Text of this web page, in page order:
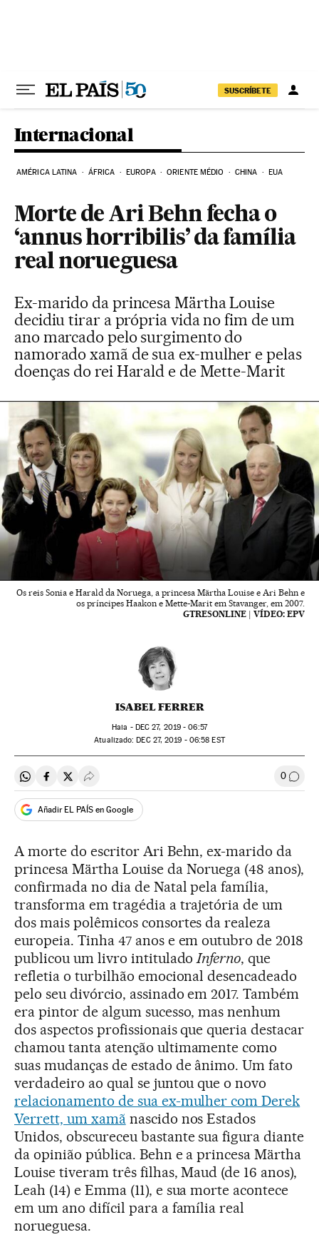
SUSCRÍBETE
Internacional
AMÉRICA LATINA ÁFRICA EUROPA ORIENTE MÉDIO CHINA EUA
Morte de Ari Behn fecha o
‘annus horribilis’ da família
real norueguesa
Ex-marido da princesa Märtha Louise
decidiu tirar a própria vida no fim de um
ano marcado pelo surgimento do
namorado xamã de sua ex-mulher e pelas
doenças do rei Harald e de Mette-Marit
Os reis Sonia e Harald da Noruega, a princesa Märtha Louise e Ari Behn e
os príncipes Haakon e Mette-Marit em Stavanger, em 2007.
GTRESONLINE | VÍDEO: EPV
ISABEL FERRER
Haia - DEC 27, 2019 - 06:57
atualizado: DEC27, 2019 - 06:58 EST
Compartir en Whatsapp
Compartir en Facebook
Compartir en Twitter
Desplegar Redes Sociales 0
Añadir EL PAÍS en Google
A morte do escritor Ari Behn, ex-marido da
princesa Märtha Louise da Noruega (48 anos),
confirmada no dia de Natal pela família,
transforma em tragédia a trajetória de um
dos mais polêmicos consortes da realeza
europeia. Tinha 47 anos e em outubro de 2018
publicou um livro intituladoInferno, que
refletia o turbilhão emocional desencadeado
pelo seu divórcio, assinado em 2017. Também
era pintor de algum sucesso, mas nenhum
dos aspectos profissionais que queria destacar
chamou tanta atenção ultimamente como
suas mudanças de estado de ânimo. Um fato
verdadeiro ao qual se juntou que o novo
relacionamento de sua ex-mulher com Derek
Verrett, um xamãnascido nos Estados
Unidos, obscureceu bastante sua figura diante
da opinião pública. Behn e a princesa Märtha
Louise tiveram três filhas, Maud (de 16 anos),
Leah (14) e Emma (11), e sua morte acontece
em um ano difícil para a família real
norueguesa.